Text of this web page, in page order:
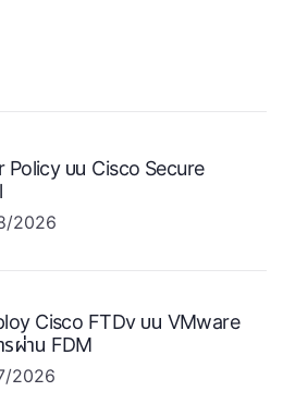
Policy บน Cisco Secure
2026
Cisco FTDv บน VMware
รผ่าน FDM
2026